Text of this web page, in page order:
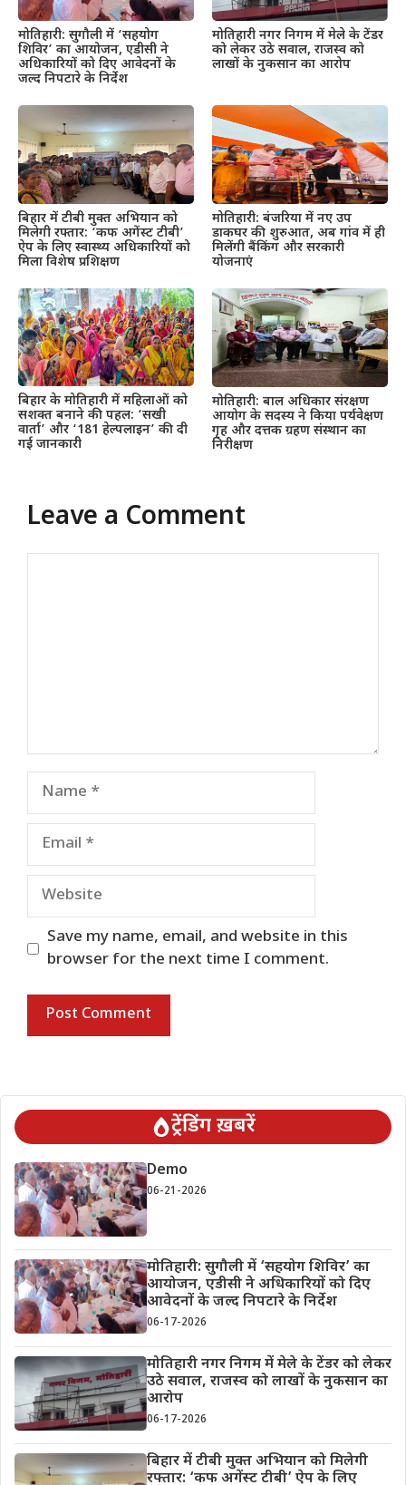
मोतिहारी: सुगौली में ‘सहयोग
शिविर’ का आयोजन, एडीसी ने
अधिकारियों को दिए आवेदनों के
जल्द निपटारे के निर्देश
मोतिहारी नगर निगम में मेले के टेंडर
को लेकर उठे सवाल, राजस्व को
लाखों के नुकसान का आरोप
बिहार में टीबी मुक्त अभियान को
मिलेगी रफ्तार: ‘कफ अगेंस्ट टीबी’
ऐप के लिए स्वास्थ्य अधिकारियों को
मिला विशेष प्रशिक्षण
मोतिहारी: बंजरिया में नए उप
डाकघर की शुरुआत, अब गांव में ही
मिलेंगी बैंकिंग और सरकारी
योजनाएं
बिहार के मोतिहारी में महिलाओं को
सशक्त बनाने की पहल: ‘सखी
वार्ता’ और ‘181 हेल्पलाइन’ की दी
गई जानकारी
मोतिहारी: बाल अधिकार संरक्षण
आयोग के सदस्य ने किया पर्यवेक्षण
गृह और दत्तक ग्रहण संस्थान का
निरीक्षण
Leave a Comment
Name
Email
Website
Save my name, email, and website in this
browser for the next time I comment.
ट्रेंडिंग ख़बरें
Demo
06-21-2026
मोतिहारी: सुगौली में ‘सहयोग शिविर’ का
आयोजन, एडीसी ने अधिकारियों को दिए
आवेदनों के जल्द निपटारे के निर्देश
06-17-2026
मोतिहारी नगर निगम में मेले के टेंडर को लेकर
उठे सवाल, राजस्व को लाखों के नुकसान का
आरोप
06-17-2026
बिहार में टीबी मुक्त अभियान को मिलेगी
रफ्तार: ‘कफ अगेंस्ट टीबी’ ऐप के लिए